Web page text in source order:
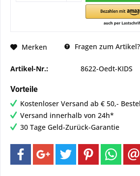
Merken Fragen zum Artikel?
Artikel-Nr.: 8622-Oedt-KIDS
Vorteile
Kostenloser Versand ab € 50,-
Versand innerhalb von 24h*
30 Tage Geld-Zurück-Garantie